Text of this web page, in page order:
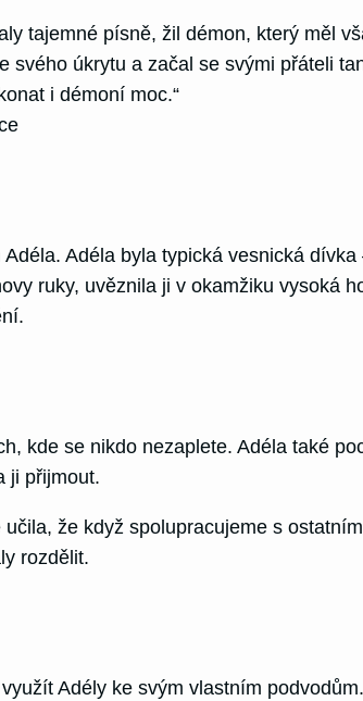
tajemné písně, žil démon, který měl
úkrytu a začal se svými přáteli
i démoní moc.“
Adéla byla typická vesnická
ruky, uvěznila ji v okamžiku vysoká
kde se nikdo nezaplete. Adéla také
ji přijmout.
že když spolupracujeme s
rozdělit.
Adély ke svým vlastním